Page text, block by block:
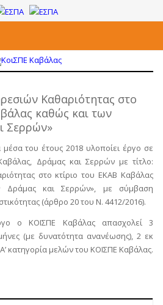
Καθαριότητας στο
καθώς και των
Σερρών»
του έτους 2018 υλοποίει έργο σε
Δράμας και Σερρών με τίτλο:
στο κτίριο του ΕΚΑΒ Καβάλας
και Σερρών», με σύμβαση
(άρθρο 20 του Ν. 4412/2016).
ο ΚΟΙΣΠΕ Καβάλας απασχολεί 3
(με δυνατότητα ανανέωσης), 2 εκ
κατηγορία μελών του ΚΟΙΣΠΕ Καβάλας.